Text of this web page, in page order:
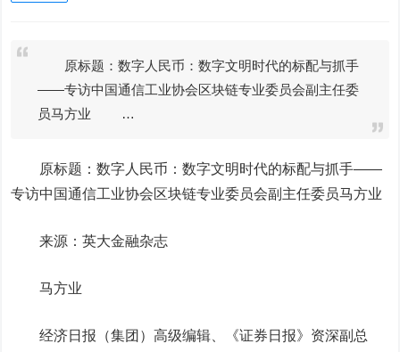
原标题：数字人民币：数字文明时代的标配与抓手
——专访中国通信工业协会区块链专业委员会副主任委
员马方业 …
原标题：数字人民币：数字文明时代的标配与抓手——
专访中国通信工业协会区块链专业委员会副主任委员马方业
来源：英大金融杂志
马方业
经济日报（集团）高级编辑、《证券日报》资深副总